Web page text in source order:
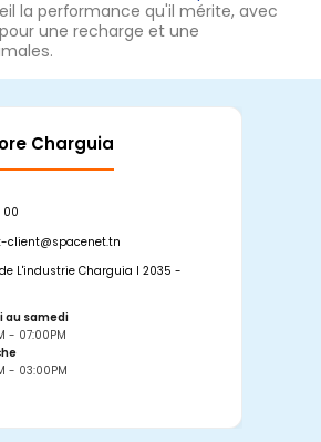
la performance qu'il mérite, avec
une recharge et une
Charguia
00
client@spacenet.tn
L'industrie Charguia I 2035 -
au samedi
- 07:00PM
- 03:00PM